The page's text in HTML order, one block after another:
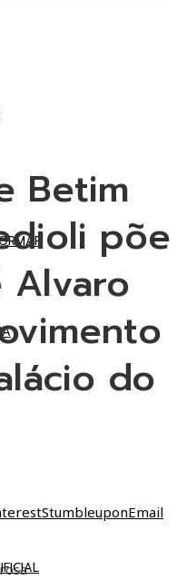
Betim
põe
do
StumbleuponEmail